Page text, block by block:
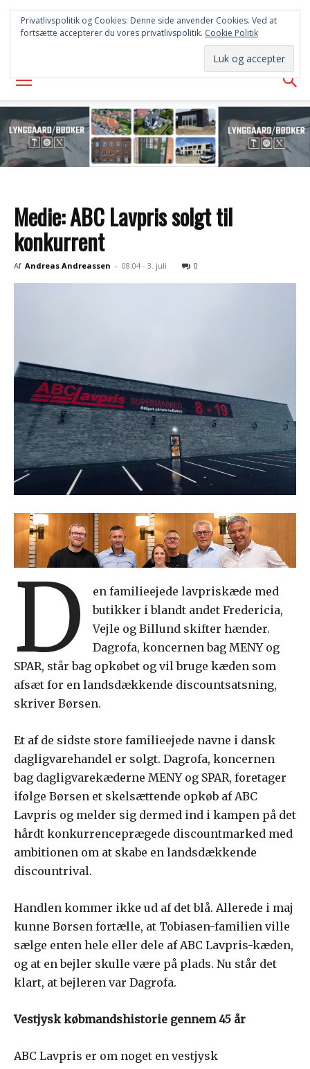
FREDERICIA
AVISEN
Medie: ABC Lavpris solgt til
konkurrent
Af Andreas Andreassen - 08:04 - 3. juli 0
D
en familieejede lavpriskæde med
butikker i blandt andet Fredericia,
Vejle og Billund skifter hænder.
Dagrofa, koncernen bag MENY og
SPAR, står bag opkøbet og vil bruge kæden som
afsæt for en landsdækkende discountsatsning,
skriver Børsen.
Et af de sidste store familieejede navne i dansk
dagligvarehandel er solgt. Dagrofa, koncernen
bag dagligvarekæderne MENY og SPAR, foretager
ifølge Børsen et skelsættende opkøb af ABC
Lavpris og melder sig dermed ind i kampen på det
hårdt konkurrenceprægede discountmarked med
ambitionen om at skabe en landsdækkende
discountrival.
Handlen kommer ikke ud af det blå. Allerede i maj
kunne Børsen fortælle, at Tobiasen-familien ville
sælge enten hele eller dele af ABC Lavpris-kæden,
og at en bejler skulle være på plads. Nu står det
klart, at bejleren var Dagrofa.
Vestjysk købmandshistorie gennem 45 år
ABC Lavpris er om noget en vestjysk
Privatlivspolitik og Cookies: Denne side anvender Cookies. Ved at
fortsætte accepterer du vores privatlivspolitik. Cookie Politik